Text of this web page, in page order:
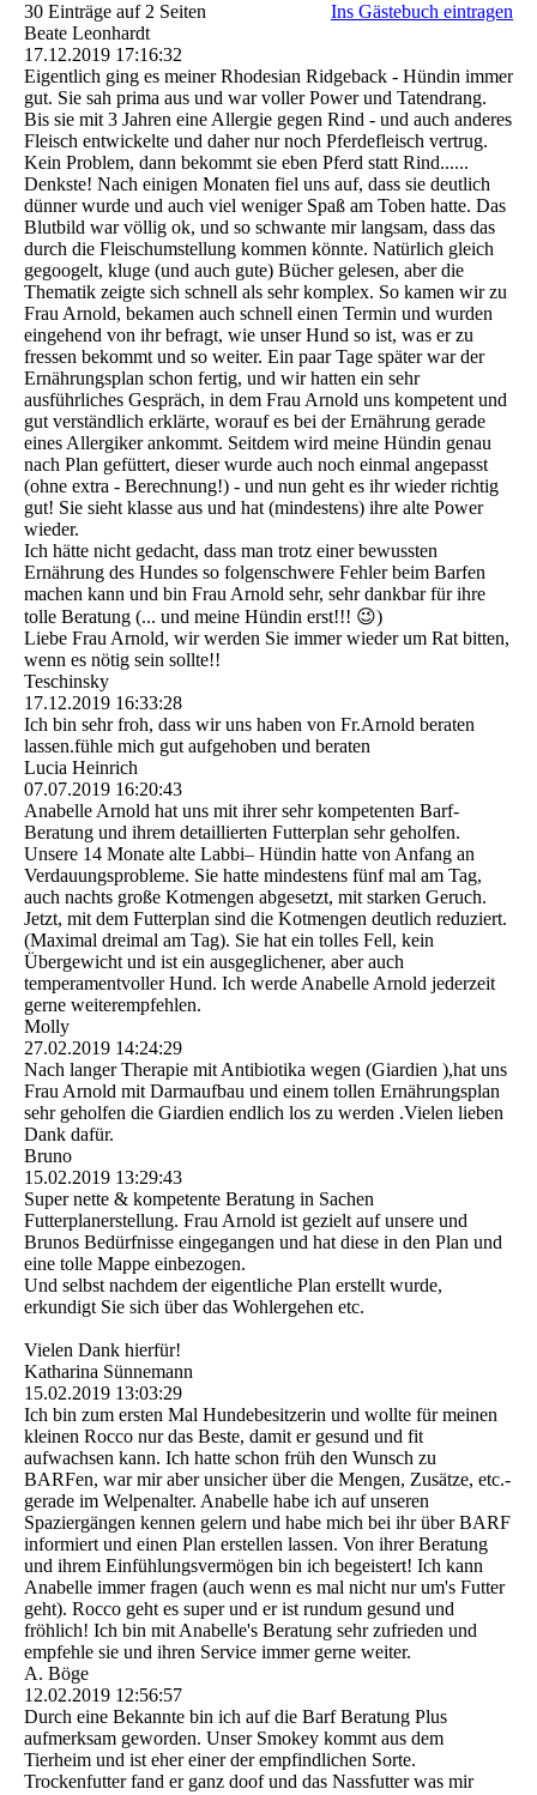
30 Einträge auf 2 Seiten
Ins Gästebuch eintragen
Beate Leonhardt
17.12.2019 17:16:32
Eigentlich ging es meiner Rhodesian Ridgeback - Hündin immer
gut. Sie sah prima aus und war voller Power und Tatendrang.
Bis sie mit 3 Jahren eine Allergie gegen Rind - und auch anderes
Fleisch entwickelte und daher nur noch Pferdefleisch vertrug.
Kein Problem, dann bekommt sie eben Pferd statt Rind......
Denkste! Nach einigen Monaten fiel uns auf, dass sie deutlich
dünner wurde und auch viel weniger Spaß am Toben hatte. Das
Blutbild war völlig ok, und so schwante mir langsam, dass das
durch die Fleischumstellung kommen könnte. Natürlich gleich
gegoogelt, kluge (und auch gute) Bücher gelesen, aber die
Thematik zeigte sich schnell als sehr komplex. So kamen wir zu
Frau Arnold, bekamen auch schnell einen Termin und wurden
eingehend von ihr befragt, wie unser Hund so ist, was er zu
fressen bekommt und so weiter. Ein paar Tage später war der
Ernährungsplan schon fertig, und wir hatten ein sehr
ausführliches Gespräch, in dem Frau Arnold uns kompetent und
gut verständlich erklärte, worauf es bei der Ernährung gerade
eines Allergiker ankommt. Seitdem wird meine Hündin genau
nach Plan gefüttert, dieser wurde auch noch einmal angepasst
(ohne extra - Berechnung!) - und nun geht es ihr wieder richtig
gut! Sie sieht klasse aus und hat (mindestens) ihre alte Power
wieder.
Ich hätte nicht gedacht, dass man trotz einer bewussten
Ernährung des Hundes so folgenschwere Fehler beim Barfen
machen kann und bin Frau Arnold sehr, sehr dankbar für ihre
tolle Beratung (... und meine Hündin erst!!! 😉)
Liebe Frau Arnold, wir werden Sie immer wieder um Rat bitten,
wenn es nötig sein sollte!!
Teschinsky
17.12.2019 16:33:28
Ich bin sehr froh, dass wir uns haben von Fr.Arnold beraten
lassen.fühle mich gut aufgehoben und beraten
Lucia Heinrich
07.07.2019 16:20:43
Anabelle Arnold hat uns mit ihrer sehr kompetenten Barf-
Beratung und ihrem detaillierten Futterplan sehr geholfen.
Unsere 14 Monate alte Labbi– Hündin hatte von Anfang an
Verdauungsprobleme. Sie hatte mindestens fünf mal am Tag,
auch nachts große Kotmengen abgesetzt, mit starken Geruch.
Jetzt, mit dem Futterplan sind die Kotmengen deutlich reduziert.
(Maximal dreimal am Tag). Sie hat ein tolles Fell, kein
Übergewicht und ist ein ausgeglichener, aber auch
temperamentvoller Hund. Ich werde Anabelle Arnold jederzeit
gerne weiterempfehlen.
Molly
27.02.2019 14:24:29
Nach langer Therapie mit Antibiotika wegen (Giardien ),hat uns
Frau Arnold mit Darmaufbau und einem tollen Ernährungsplan
sehr geholfen die Giardien endlich los zu werden .Vielen lieben
Dank dafür.
Bruno
15.02.2019 13:29:43
Super nette & kompetente Beratung in Sachen
Futterplanerstellung. Frau Arnold ist gezielt auf unsere und
Brunos Bedürfnisse eingegangen und hat diese in den Plan und
eine tolle Mappe einbezogen.
Und selbst nachdem der eigentliche Plan erstellt wurde,
erkundigt Sie sich über das Wohlergehen etc.
Vielen Dank hierfür!
Katharina Sünnemann
15.02.2019 13:03:29
Ich bin zum ersten Mal Hundebesitzerin und wollte für meinen
kleinen Rocco nur das Beste, damit er gesund und fit
aufwachsen kann. Ich hatte schon früh den Wunsch zu
BARFen, war mir aber unsicher über die Mengen, Zusätze, etc.-
gerade im Welpenalter. Anabelle habe ich auf unseren
Spaziergängen kennen gelern und habe mich bei ihr über BARF
informiert und einen Plan erstellen lassen. Von ihrer Beratung
und ihrem Einfühlungsvermögen bin ich begeistert! Ich kann
Anabelle immer fragen (auch wenn es mal nicht nur um's Futter
geht). Rocco geht es super und er ist rundum gesund und
fröhlich! Ich bin mit Anabelle's Beratung sehr zufrieden und
empfehle sie und ihren Service immer gerne weiter.
A. Böge
12.02.2019 12:56:57
Durch eine Bekannte bin ich auf die Barf Beratung Plus
aufmerksam geworden. Unser Smokey kommt aus dem
Tierheim und ist eher einer der empfindlichen Sorte.
Trockenfutter fand er ganz doof und das Nassfutter was mir